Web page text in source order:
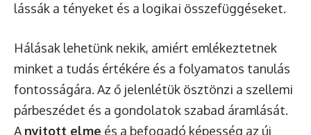
lássák a tényeket és a logikai összefüggéseket.
Hálásak lehetünk nekik, amiért emlékeztetnek
minket a tudás értékére és a folyamatos tanulás
fontosságára. Az ő jelenlétük ösztönzi a szellemi
párbeszédet és a gondolatok szabad áramlását.
A nyitott elme és a befogadó képesség az új